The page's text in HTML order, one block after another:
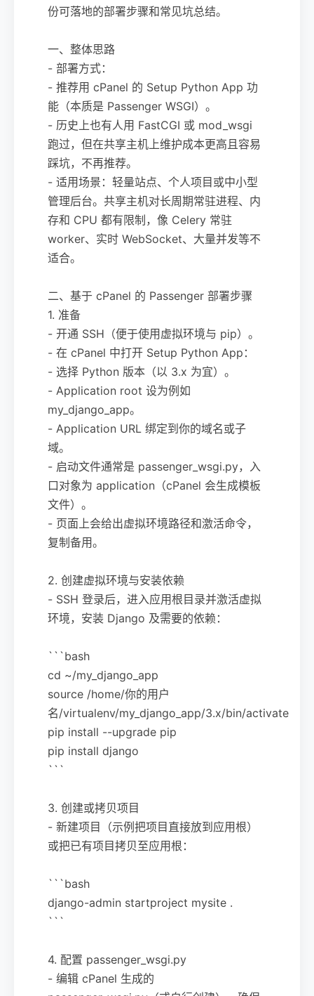
份可落地的部署步骤和常见坑总结。
一、整体思路
- 部署方式：
- 推荐用 cPanel 的 Setup Python App 功
能（本质是 Passenger WSGI）。
- 历史上也有人用 FastCGI 或 mod_wsgi
跑过，但在共享主机上维护成本更高且容易
踩坑，不再推荐。
- 适用场景：轻量站点、个人项目或中小型
管理后台。共享主机对长周期常驻进程、内
存和 CPU 都有限制，像 Celery 常驻
worker、实时 WebSocket、大量并发等不
适合。
二、基于 cPanel 的 Passenger 部署步骤
1. 准备
- 开通 SSH（便于使用虚拟环境与 pip）。
- 在 cPanel 中打开 Setup Python App：
- 选择 Python 版本（以 3.x 为宜）。
- Application root 设为例如
my_django_app。
- Application URL 绑定到你的域名或子
域。
- 启动文件通常是 passenger_wsgi.py，入
口对象为 application（cPanel 会生成模板
文件）。
- 页面上会给出虚拟环境路径和激活命令，
复制备用。
2. 创建虚拟环境与安装依赖
- SSH 登录后，进入应用根目录并激活虚拟
环境，安装 Django 及需要的依赖：
```bash
cd ~/my_django_app
source /home/你的用户
名/virtualenv/my_django_app/3.x/bin/activate
pip install --upgrade pip
pip install django
```
3. 创建或拷贝项目
- 新建项目（示例把项目直接放到应用根）
或把已有项目拷贝至应用根：
```bash
django-admin startproject mysite .
```
4. 配置 passenger_wsgi.py
- 编辑 cPanel 生成的